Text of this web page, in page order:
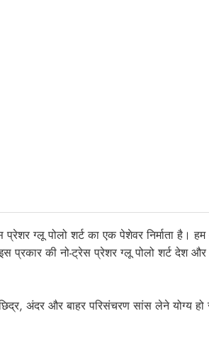
ग्लू पोलो शर्ट का एक पेशेवर निर्माता है।
की नो-ट्रेस प्रेशर ग्लू पोलो शर्ट देश
अंदर और बाहर परिसंचरण सांस लेने योग्य